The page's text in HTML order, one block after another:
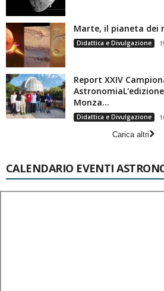
Marte, il pianeta dei
Didattica e Divulgazione
Report XXIV
Monza...
Didattica e Divulgazione
Carica altri
CALENDARIO EVENTI